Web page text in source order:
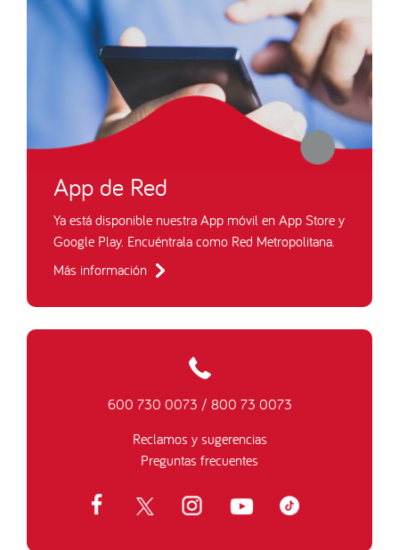
App de Red
Ya está disponible nuestra App móvil en App Store y
Google Play. Encuéntrala como Red Metropolitana.
Más información
600 730 0073 / 800 73 0073
Reclamos y sugerencias
Preguntas frecuentes